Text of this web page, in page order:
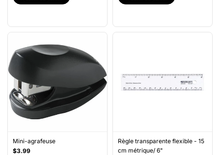
Mini-agrafeuse
$3.99
Règle transparente flexible - 15
cm métrique/ 6"